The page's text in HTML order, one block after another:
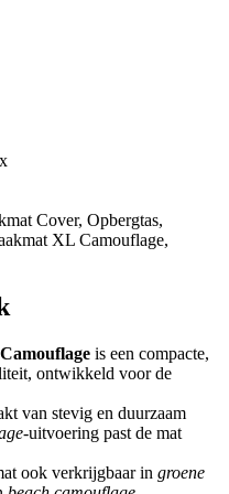
Cover, Opbergtas,
XL Camouflage,
is een compacte,
ontwikkeld voor de
van stevig en duurzaam
-uitvoering past de mat
ook verkrijgbaar in groene